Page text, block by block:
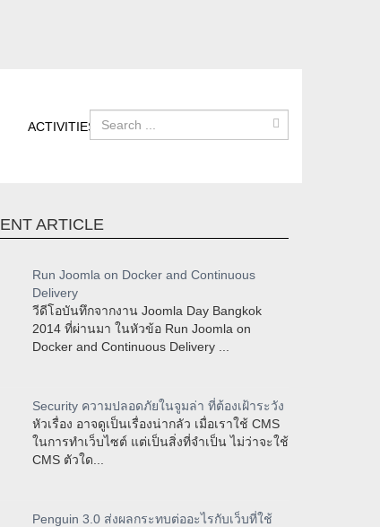
ACTIVITIES
ARTICLE
Run Joomla on Docker and Continuous
Delivery
วีดีโอบันทึกจากงาน Joomla Day Bangkok
2014 ที่ผ่านมา ในหัวข้อ Run Joomla on
Docker and Continuous Delivery ...
Security ความปลอดภัยในจูมล่า ที่ต้องเฝ้าระวัง
หัวเรื่อง อาจดูเป็นเรื่องน่ากลัว เมื่อเราใช้ CMS
ในการทำเว็บไซต์ แต่เป็นสิ่งที่จำเป็น ไม่ว่าจะใช้
CMS ตัวใด...
Penguin 3.0 ส่งผลกระทบต่ออะไรกับเว็บที่ใช้